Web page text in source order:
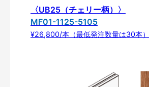
〈UB25（チェリー柄）〉
MF01-1125-5105
¥26,800/本（最低発注数量は30本）